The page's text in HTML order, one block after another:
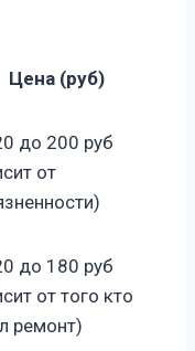
Цена (руб)
до 200 руб
от
до 180 руб
от того кто
ремонт)